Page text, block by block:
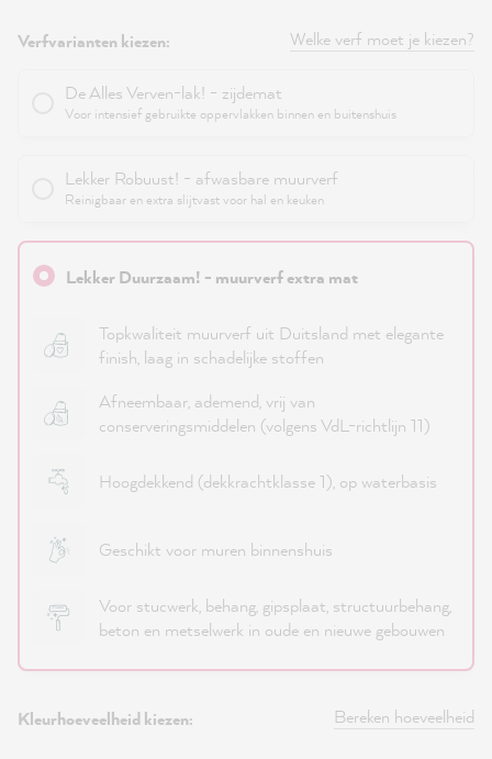
Verfvarianten kiezen: Welke verf moet je kiezen?
De Alles Verven-lak! - zijdemat
Voor intensief gebruikte oppervlakken binnen en buitenshuis
Lekker Robuust! - afwasbare muurverf
Reinigbaar en extra slijtvast voor hal en keuken
Lekker Duurzaam! - muurverf extra mat
Topkwaliteit muurverf uit Duitsland met elegante
finish, laag in schadelijke stoffen
Afneembaar, ademend, vrij van
conserveringsmiddelen (volgens VdL-richtlijn 11)
Hoogdekkend (dekkrachtklasse 1), op waterbasis
Geschikt voor muren binnenshuis
Voor stucwerk, behang, gipsplaat, structuurbehang,
beton en metselwerk in oude en nieuwe gebouwen
Kleurhoeveelheid kiezen: Bereken hoeveelheid